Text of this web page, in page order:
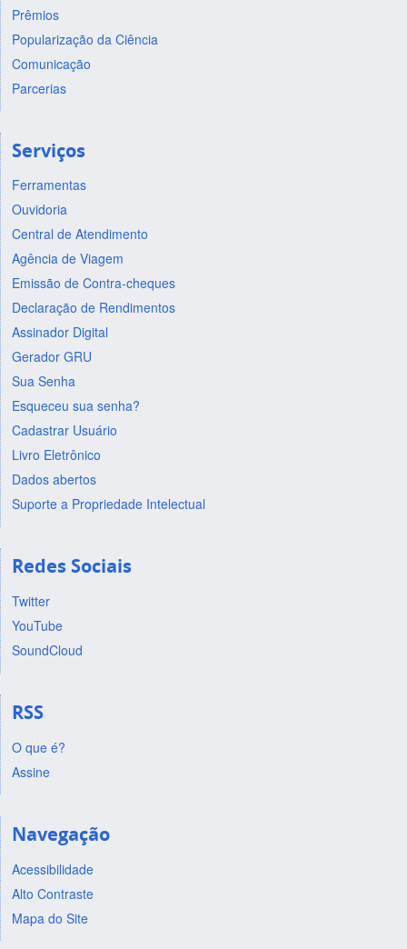
Prêmios
Popularização da Ciência
Comunicação
Parcerias
Serviços
Ferramentas
Ouvidoria
Central de Atendimento
Agência de Viagem
Emissão de Contra-cheques
Declaração de Rendimentos
Assinador Digital
Gerador GRU
Sua Senha
Esqueceu sua senha?
Cadastrar Usuário
Livro Eletrônico
Dados abertos
Suporte a Propriedade Intelectual
Redes Sociais
Twitter
YouTube
SoundCloud
RSS
O que é?
Assine
Navegação
Acessibilidade
Alto Contraste
Mapa do Site